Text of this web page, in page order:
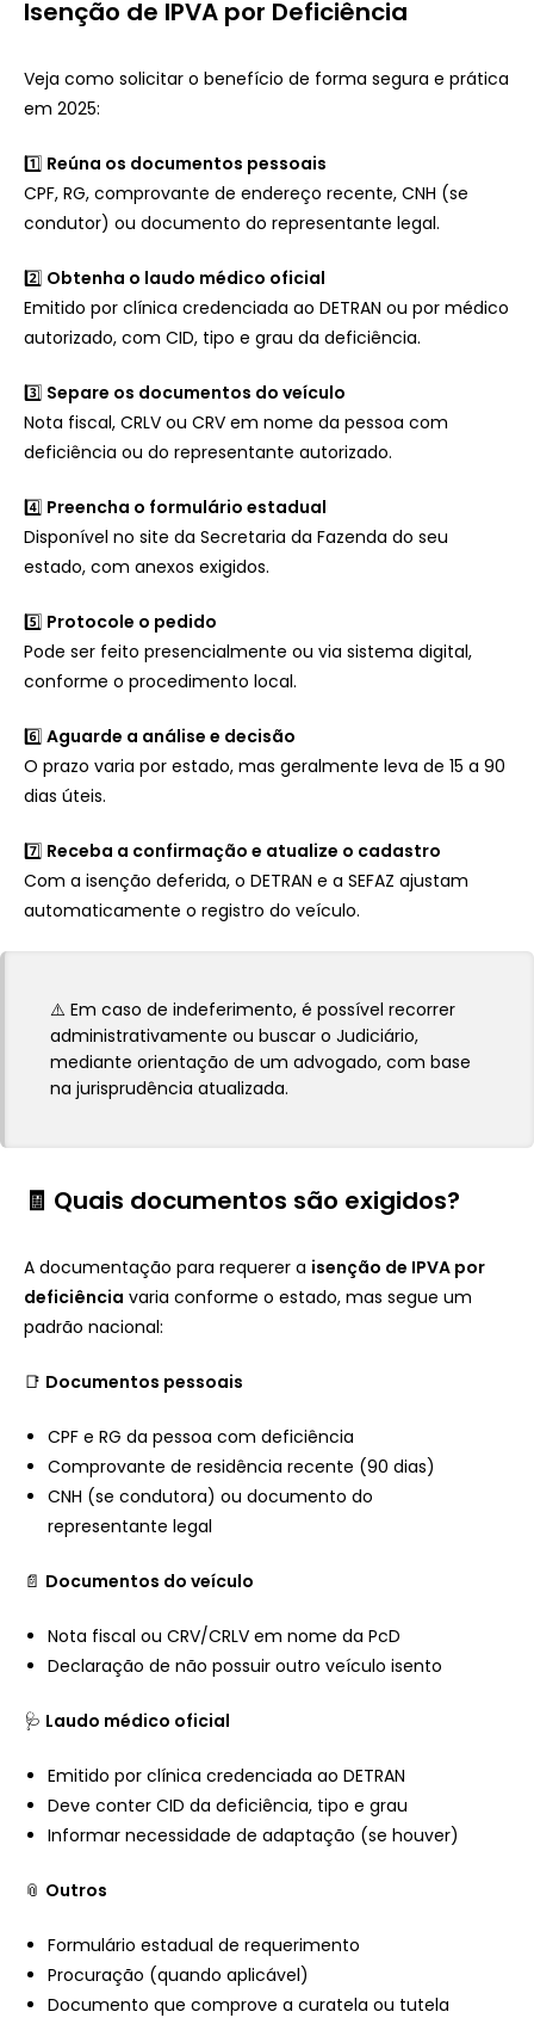
Isenção de IPVA por Deficiência
Veja como solicitar o benefício de forma segura e prática
em 2025:
1️⃣ Reúna os documentos pessoais
CPF, RG, comprovante de endereço recente, CNH (se
condutor) ou documento do representante legal.
2️⃣ Obtenha o laudo médico oficial
Emitido por clínica credenciada ao DETRAN ou por médico
autorizado, com CID, tipo e grau da deficiência.
3️⃣ Separe os documentos do veículo
Nota fiscal, CRLV ou CRV em nome da pessoa com
deficiência ou do representante autorizado.
4️⃣ Preencha o formulário estadual
Disponível no site da Secretaria da Fazenda do seu
estado, com anexos exigidos.
5️⃣ Protocole o pedido
Pode ser feito presencialmente ou via sistema digital,
conforme o procedimento local.
6️⃣ Aguarde a análise e decisão
O prazo varia por estado, mas geralmente leva de 15 a 90
dias úteis.
7️⃣ Receba a confirmação e atualize o cadastro
Com a isenção deferida, o DETRAN e a SEFAZ ajustam
automaticamente o registro do veículo.
⚠️ Em caso de indeferimento, é possível recorrer
administrativamente ou buscar o Judiciário,
mediante orientação de um advogado, com base
na jurisprudência atualizada.
🧾 Quais documentos são exigidos?
A documentação para requerer a isenção de IPVA por
deficiência varia conforme o estado, mas segue um
padrão nacional:
📑 Documentos pessoais
CPF e RG da pessoa com deficiência
Comprovante de residência recente (90 dias)
CNH (se condutora) ou documento do
representante legal
📄 Documentos do veículo
Nota fiscal ou CRV/CRLV em nome da PcD
Declaração de não possuir outro veículo isento
🩺 Laudo médico oficial
Emitido por clínica credenciada ao DETRAN
Deve conter CID da deficiência, tipo e grau
Informar necessidade de adaptação (se houver)
📎 Outros
Formulário estadual de requerimento
Procuração (quando aplicável)
Documento que comprove a curatela ou tutela